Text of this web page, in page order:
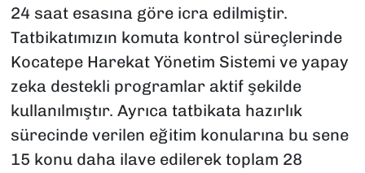
24 saat esasına göre icra edilmiştir.
Tatbikatımızın komuta kontrol süreçlerinde
Kocatepe Harekat Yönetim Sistemi ve yapay
zeka destekli programlar aktif şekilde
kullanılmıştır. Ayrıca tatbikata hazırlık
sürecinde verilen eğitim konularına bu sene
15 konu daha ilave edilerek toplam 28